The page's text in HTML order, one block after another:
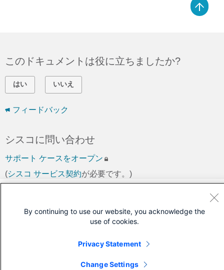
このドキュメントは役に立ちましたか?
はい いいえ
フィードバック
シスコに問い合わせ
サポート ケースをオープン
(シスコ サービス契約が必要です。)
By continuing to use our website, you acknowledge the
use of cookies.
Privacy Statement
Change Settings